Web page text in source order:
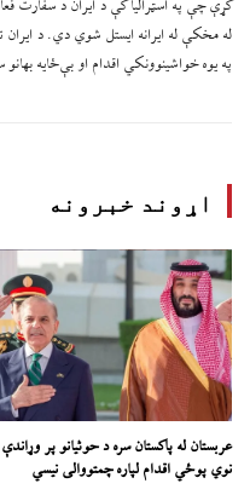
کړې چې په اسټرالیا کې د ایران د سفارت
له مخکې له ایرانه ایستل شوي دي. د ایران
په یوه خواشینوونکي اقدام او بې‌ځایه
اړوند خبرونه
عربستان له پاکستان سره د حوثیانو پر
نوي پوځي اقدام لپاره چمتووالی نیسي